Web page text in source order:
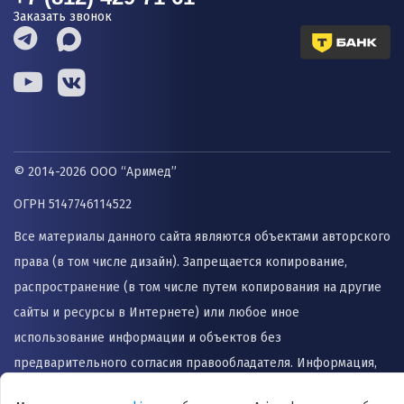
Заказать звонок
© 2014-2026 ООО “Аримед”
ОГРН 5147746114522
Все материалы данного сайта являются объектами авторского
права (в том числе дизайн). Запрещается копирование,
распространение (в том числе путем копирования на другие
сайты и ресурсы в Интернете) или любое иное
использование информации и объектов без
предварительного согласия правообладателя. Информация,